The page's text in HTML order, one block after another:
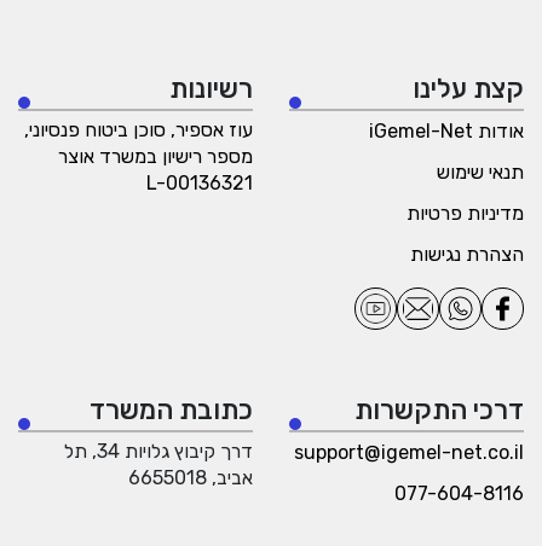
קצת עלינו
אודות iGemel-Net
תנאי שימוש
מדיניות פרטיות
הצהרת נגישות
רשיונות
עוז אספיר, סוכן ביטוח פנסיוני,
מספר רישיון במשרד אוצר
L-00136321
דרכי התקשרות
support@igemel-net.co.il
077-604-8116
כתובת המשרד
דרך קיבוץ גלויות 34, תל
אביב, 6655018